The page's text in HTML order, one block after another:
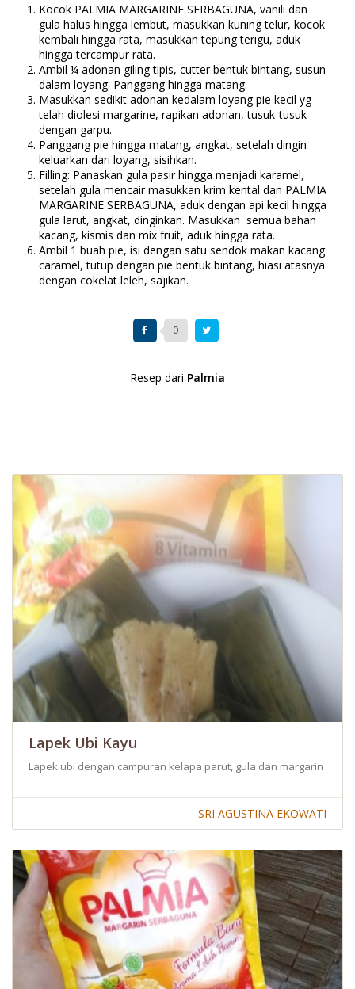
Kocok PALMIA MARGARINE SERBAGUNA, vanili dan
gula halus hingga lembut, masukkan kuning telur, kocok
kembali hingga rata, masukkan tepung terigu, aduk
hingga tercampur rata.
Ambil ¼ adonan giling tipis, cutter bentuk bintang, susun
dalam loyang. Panggang hingga matang.
Masukkan sedikit adonan kedalam loyang pie kecil yg
telah diolesi margarine, rapikan adonan, tusuk-tusuk
dengan garpu.
Panggang pie hingga matang, angkat, setelah dingin
keluarkan dari loyang, sisihkan.
Filling: Panaskan gula pasir hingga menjadi karamel,
setelah gula mencair masukkan krim kental dan PALMIA
MARGARINE SERBAGUNA, aduk dengan api kecil hingga
gula larut, angkat, dinginkan. Masukkan semua bahan
kacang, kismis dan mix fruit, aduk hingga rata.
Ambil 1 buah pie, isi dengan satu sendok makan kacang
caramel, tutup dengan pie bentuk bintang, hiasi atasnya
dengan cokelat leleh, sajikan.
0
Resep dari Palmia
Lapek Ubi Kayu
Lapek ubi dengan campuran kelapa parut, gula dan margarin
SRI AGUSTINA EKOWATI